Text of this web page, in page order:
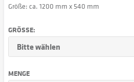
Größe: ca. 1200 mm x 540 mm
GRÖSSE:
MENGE